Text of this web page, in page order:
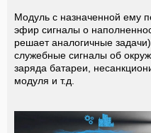
Модуль с назначенной ему
эфир сигналы о
решает аналогичные
служебные сигналы об
заряда батареи,
модуля и т.д.